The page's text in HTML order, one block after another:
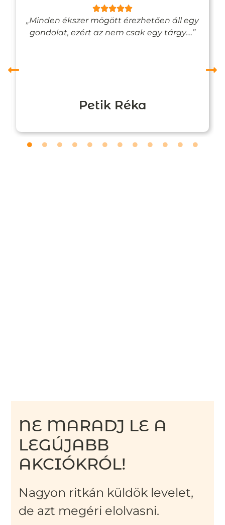
„Minden ékszer mögött érezhetően áll egy
gondolat, ezért az nem csak egy tárgy….”
Petik Réka
NE MARADJ LE A
LEGÚJABB
AKCIÓKRÓL!
Nagyon ritkán küldök levelet,
de azt megéri elolvasni.